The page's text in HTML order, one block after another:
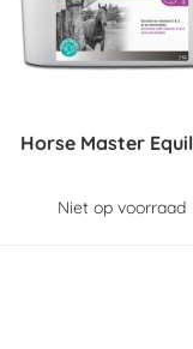
Horse Master
Niet op voorraad